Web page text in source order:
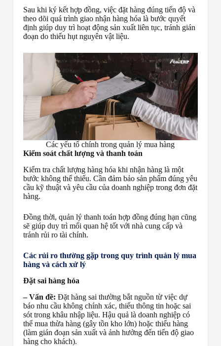
Sau khi ký kết hợp đồng, việc đặt hàng đúng tiến độ và
theo dõi quá trình giao nhận hàng hóa là bước quyết
định giúp duy trì hoạt động sản xuất liên tục, tránh gián
đoạn do thiếu hụt nguyên vật liệu.
Các yếu tố chính trong quản lý mua hàng
Kiểm soát chất lượng và thanh toán
Kiểm tra chất lượng hàng hóa khi nhận hàng là một
bước không thể thiếu. Cần đảm bảo sản phẩm đúng yêu
cầu kỹ thuật và yêu cầu của doanh nghiệp trong đơn đặt
hàng.
Đồng thời, quản lý thanh toán hợp đồng đúng hạn cũng
sẽ giúp duy trì mối quan hệ tốt với nhà cung cấp và
tránh rủi ro tài chính.
Các rủi ro thường gặp trong quy trình quản lý mua
hàng và cách xử lý
Đặt sai hàng hóa
– Vấn đề: Đặt hàng sai thường bắt nguồn từ việc dự
báo nhu cầu không chính xác, thiếu thông tin hoặc sai
sót trong khâu nhập liệu. Hậu quả là doanh nghiệp có
thể mua thừa hàng (gây tồn kho lớn) hoặc thiếu hàng
(làm gián đoạn sản xuất và ảnh hưởng đến tiến độ giao
hàng cho khách).